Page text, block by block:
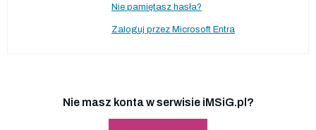
Nie pamiętasz hasła?
Zaloguj przez Microsoft Entra
Nie masz konta w serwisie iMSiG.pl?